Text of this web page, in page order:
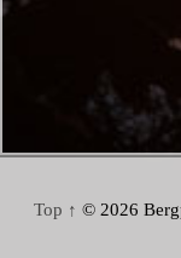
Top ↑ © 2026